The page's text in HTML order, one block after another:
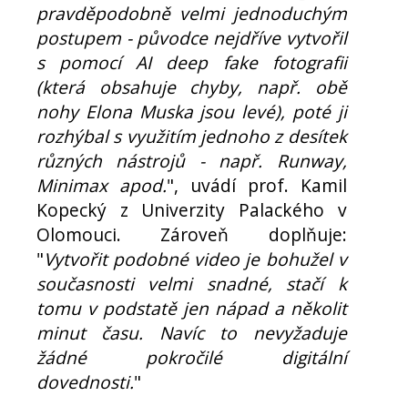
pravděpodobně velmi jednoduchým
postupem - původce nejdříve vytvořil
s pomocí AI deep fake fotografii
(která obsahuje chyby, např. obě
nohy Elona Muska jsou levé), poté ji
rozhýbal s využitím jednoho z desítek
různých nástrojů - např. Runway,
Minimax apod.", uvádí prof. Kamil
Kopecký z Univerzity Palackého v
Olomouci. Zároveň doplňuje:
"Vytvořit podobné video je bohužel v
současnosti velmi snadné, stačí k
tomu v podstatě jen nápad a několit
minut času. Navíc to nevyžaduje
žádné pokročilé digitální
dovednosti."